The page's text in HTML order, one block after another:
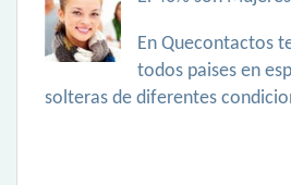
En Quecontactos
todos paises en
solteras de diferentes